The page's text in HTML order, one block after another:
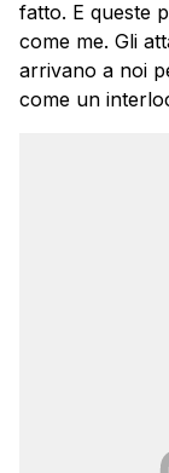
fatto. E queste
come me. Gli
arrivano a noi
come un